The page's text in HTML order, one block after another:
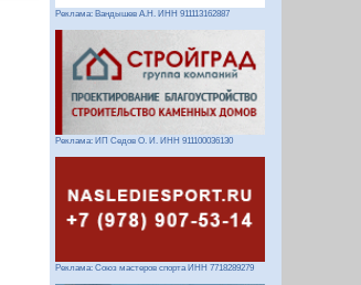
Реклама: Вандышев А.Н. ИНН 911113162887
Реклама: ИП Седов О. И. ИНН 911100036130
Реклама: Союз мастеров спорта ИНН 7718289279